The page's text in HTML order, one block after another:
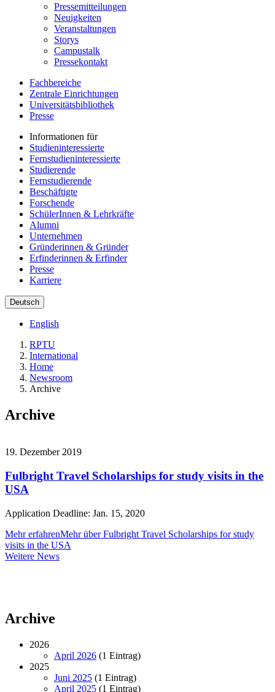
Pressemitteilungen
Neuigkeiten
Veranstaltungen
Storys
Campustalk
Pressekontakt
Fachbereiche
Zentrale Einrichtungen
Universitätsbibliothek
Presse
Informationen für
Studieninteressierte
Fernstudieninteressierte
Studierende
Fernstudierende
Beschäftigte
Forschende
SchülerInnen & Lehrkräfte
Alumni
Unternehmen
Gründerinnen & Gründer
Erfinderinnen & Erfinder
Presse
Karriere
Deutsch
English
RPTU
International
Home
Newsroom
Archive
Archive
19. Dezember 2019
Fulbright Travel Scholarships for study visits in the
USA
Application Deadline: Jan. 15, 2020
Mehr erfahrenMehr über Fulbright Travel Scholarships for study
visits in the USA
Weitere NewsWeitere
Archive
2026
April 2026 (1 Eintrag)
2025
Juni 2025 (1 Eintrag)
April 2025 (1 Eintrag)